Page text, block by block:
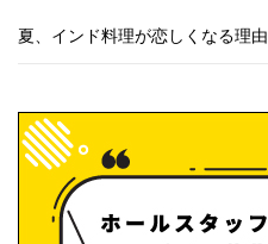
夏、インド料理が恋しくなる理由